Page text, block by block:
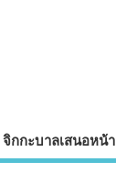
จิกกะบาลเสนอหน้า